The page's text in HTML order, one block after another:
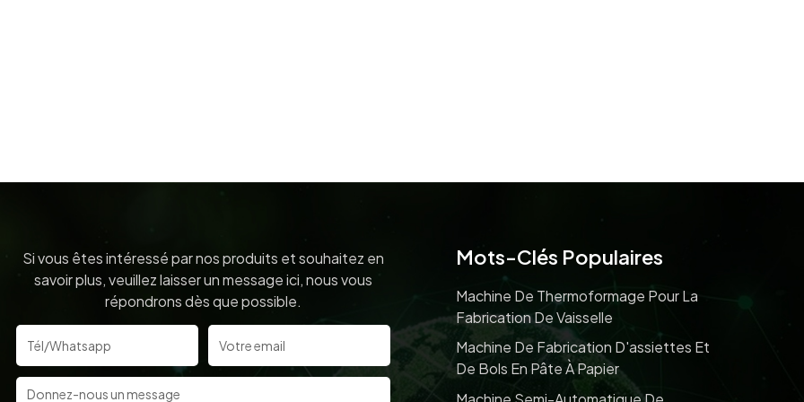
Si vous êtes intéressé par nos produits et souhaitez en
savoir plus, veuillez laisser un message ici, nous vous
répondrons dès que possible.
Mots-Clés Populaires
Machine De Thermoformage Pour La
Fabrication De Vaisselle
Machine De Fabrication D'assiettes Et
De Bols En Pâte À Papier